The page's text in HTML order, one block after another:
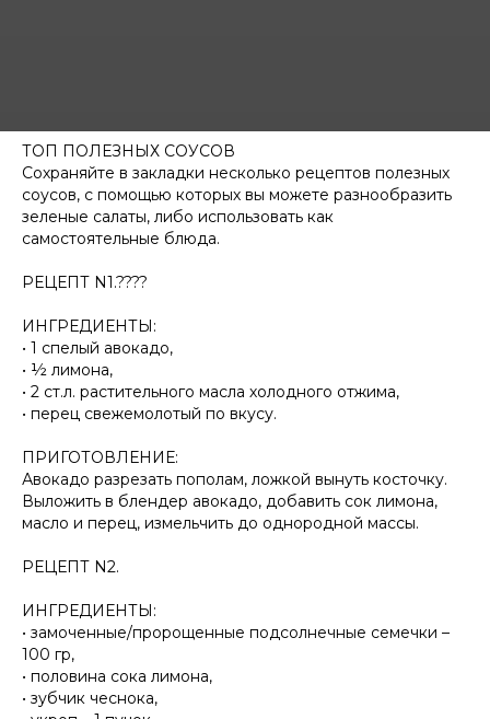
ТОП ПОЛЕЗНЫХ СОУСОВ
Сохраняйте в закладки несколько рецептов полезных
соусов, с помощью которых вы можете разнообразить
зеленые салаты, либо использовать как
самостоятельные блюда.
РЕЦЕПТ N1.????
ИНГРЕДИЕНТЫ:
• 1 спелый авокадо,
• ½ лимона,
• 2 ст.л. растительного масла холодного отжима,
• перец свежемолотый по вкусу.
ПРИГОТОВЛЕНИЕ:
Авокадо разрезать пополам, ложкой вынуть косточку.
Выложить в блендер авокадо, добавить сок лимона,
масло и перец, измельчить до однородной массы.
РЕЦЕПТ N2.
ИНГРЕДИЕНТЫ:
• замоченные/пророщенные подсолнечные семечки –
100 гр,
• половина сока лимона,
• зубчик чеснока,